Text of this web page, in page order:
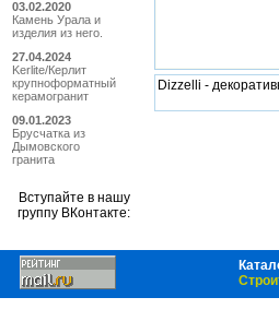
03.02.2020
Камень Урала и
изделия из него.
27.04.2024
Kerlite/Керлит
крупноформатный
керамогранит
09.01.2023
Брусчатка из
Дымовского
гранита
Вступайте в нашу
группу ВКонтакте:
Dizzelli -